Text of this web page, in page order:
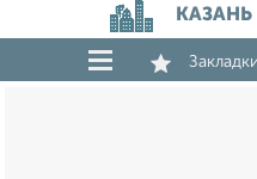
Закладки